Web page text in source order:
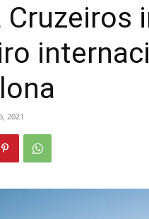
Cruzeiros
2021